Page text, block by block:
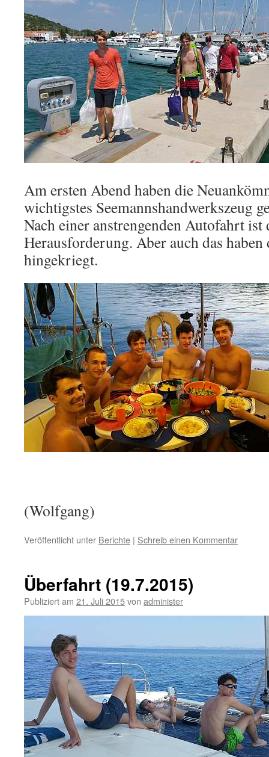
Am ersten Abend haben die
wichtigstes Seemannshandwerkszeug
Nach einer anstrengenden Autofahrt ist
Herausforderung. Aber auch das
hingekriegt.
(Wolfgang)
Veröffentlicht unter Berichte | Schreib einen Kommentar
Überfahrt (19.7.2015)
Publiziert am 21. Juli 2015von administer